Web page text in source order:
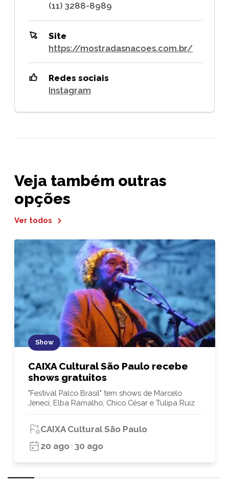
(11) 3288-8989
Site
https://mostradasnacoes.com.br/
Redes sociais
Instagram
Veja também outras
opções
Ver todos
Show
CAIXA Cultural São Paulo recebe
shows gratuitos
"Festival Palco Brasil" tem shows de Marcelo
Jeneci, Elba Ramalho, Chico César e Tulipa Ruiz
CAIXA Cultural São Paulo
20 ago 30 ago